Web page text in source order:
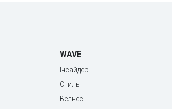
WAVE
Інсайдер
Стиль
Велнес